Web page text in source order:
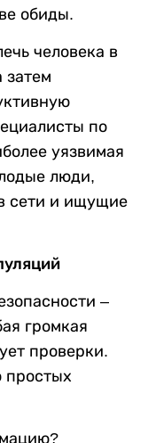
обиды.
человека в
затем
по
уязвимая
люди,
сети и ищущие
–
громкая
проверки.
простых